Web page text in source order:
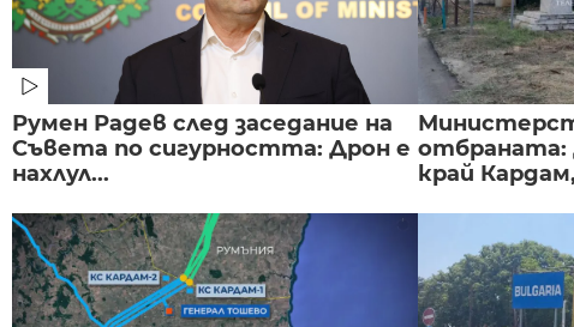
Румен Радев след заседание на
Съвета по сигурността: Дрон е
нахлул...
отбраната:
край